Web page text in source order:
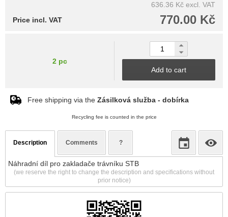
636.36 Kč excl. VAT
770.00 Kč
Price incl. VAT
2 pc
Add to cart
Free shipping via the Zásilková služba - dobírka
Recycling fee is counted in the price
Description Comments ?
Náhradní díl pro zakladače trávníku STB
(we reserve the right to change the description and specifications without
prior notice)